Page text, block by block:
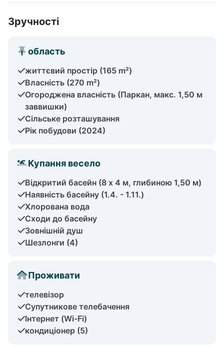
Зручності
область
життєвий простір (165 m²)
Власність (270 m²)
Огороджена власність (Паркан, макс. 1,50 м
заввишки)
Сільське розташування
Рік побудови (2024)
Купання весело
Відкритий басейн (8 х 4 м, глибиною 1,50 м)
Наявність басейну (1.4. - 1.11.)
Хлорована вода
Сходи до басейну
Зовнішній душ
Шезлонги (4)
Проживати
телевізор
Супутникове телебачення
Інтернет (Wi-Fi)
кондиціонер (5)